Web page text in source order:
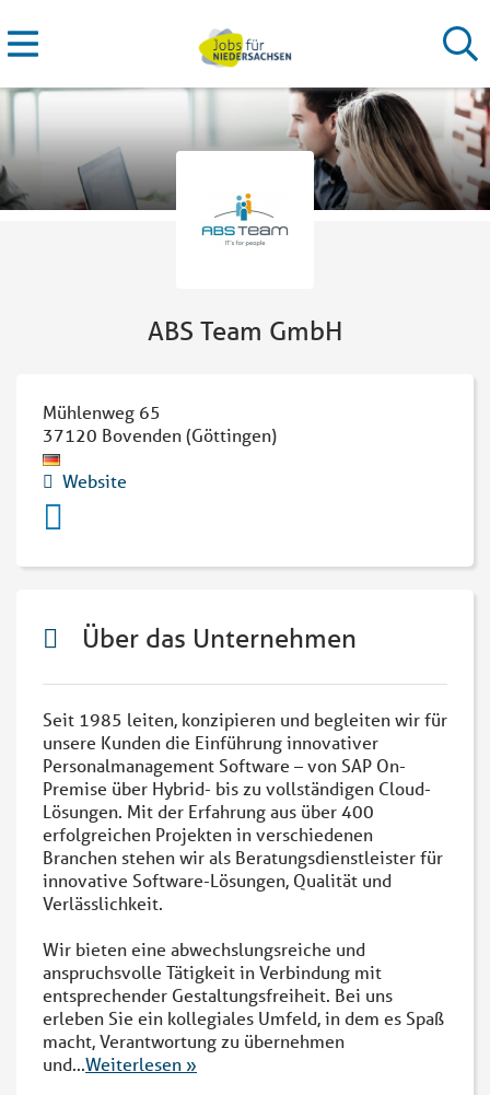
ABS Team GmbH
Mühlenweg 65
37120 Bovenden (Göttingen)
Website
Über das Unternehmen
Seit 1985 leiten, konzipieren und begleiten wir für
unsere Kunden die Einführung innovativer
Personalmanagement Software – von SAP On-
Premise über Hybrid- bis zu vollständigen Cloud-
Lösungen. Mit der Erfahrung aus über 400
erfolgreichen Projekten in verschiedenen
Branchen stehen wir als Beratungsdienstleister für
innovative Software-Lösungen, Qualität und
Verlässlichkeit.
Wir bieten eine abwechslungsreiche und
anspruchsvolle Tätigkeit in Verbindung mit
entsprechender Gestaltungsfreiheit. Bei uns
erleben Sie ein kollegiales Umfeld, in dem es Spaß
macht, Verantwortung zu übernehmen
und...Weiterlesen »